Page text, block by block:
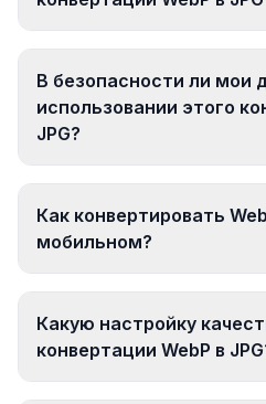
В безопасности ли мои
использовании этого
JPG?
Как конвертировать
мобильном?
Какую настройку
конвертации WebP в